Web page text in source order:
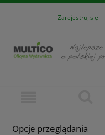
Zarejestruj się
Opcje przeglądania